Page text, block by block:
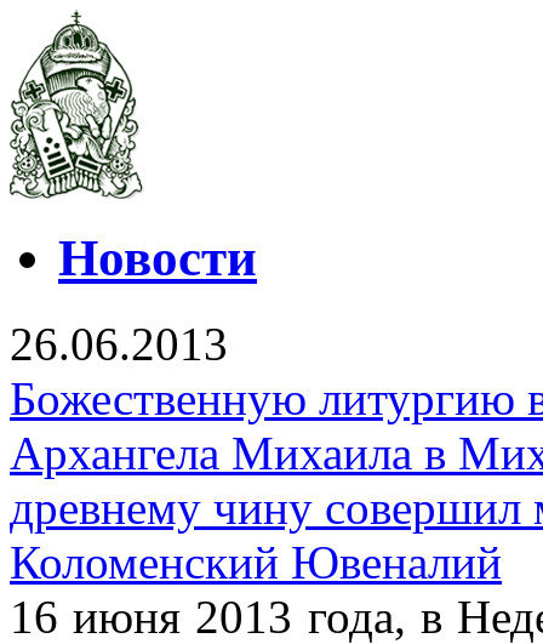
Новости
26.06.2013
Божественную литургию
Архангела Михаила в
древнему чину
Коломенский Ювеналий
16 июня 2013 года, в